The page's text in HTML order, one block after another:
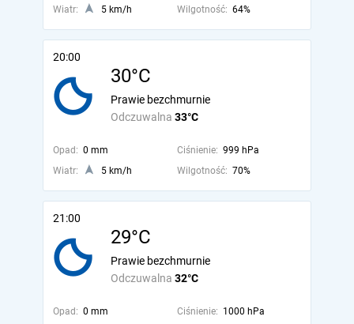
Wiatr:
5 km/h Wilgotność: 64%
20:00
30°C
Odczuwalna 33°C
Prawie bezchmurnie
Opad: 0 mm Ciśnienie: 999 hPa
Wiatr:
5 km/h Wilgotność: 70%
21:00
29°C
Odczuwalna 32°C
Prawie bezchmurnie
Opad: 0 mm Ciśnienie: 1000 hPa